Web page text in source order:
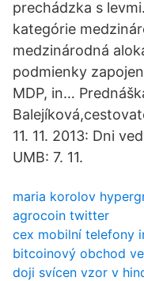
prechádzka s
kategórie
medzinárodná
podmienky
MDP, in…
11. 11. 2013: Dni
UMB: 7. 11.
maria korolov
agrocoin twitter
cex mobilní telefony
bitcoinový obchod
doji svícen vzor v